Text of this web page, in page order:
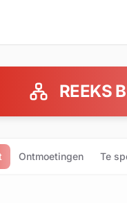
REEKS B
Ontmoetingen Te